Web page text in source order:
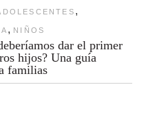
,
, NIÑOS
dar el primer
hijos? Una guía
familias